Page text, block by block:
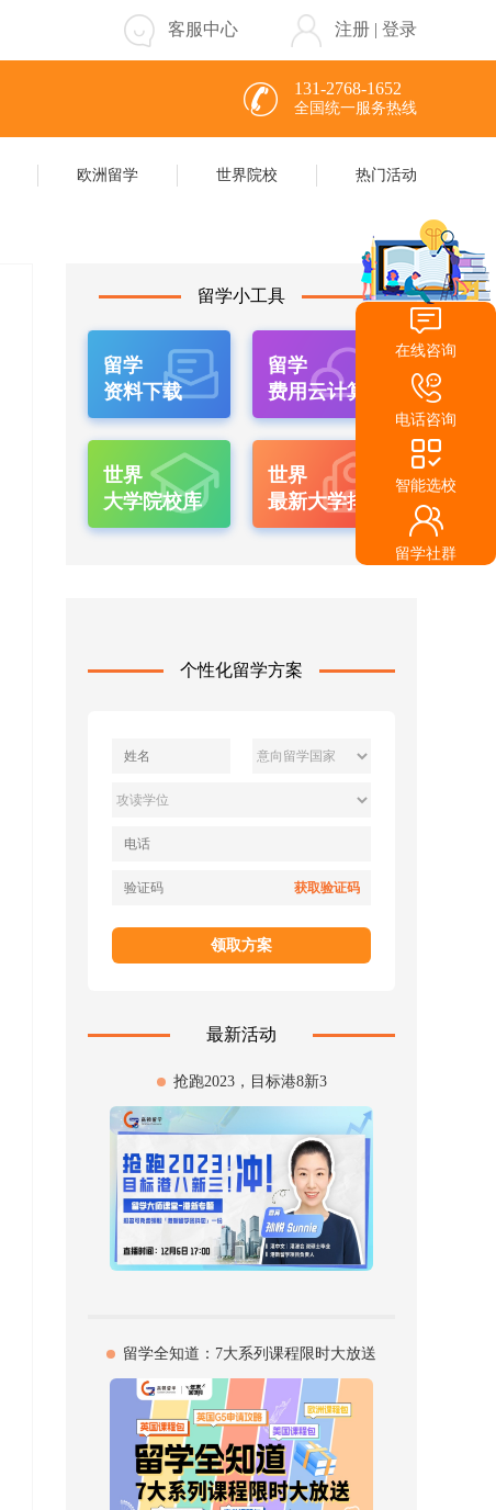
客服中心 注册 | 登录
131-2768-1652
全国统一服务热线
欧洲留学 世界院校 热门活动
留学小工具
留学
资料下载
留学
费用云计算
世界
大学院校库
世界
最新大学排名
个性化留学方案
获取验证码
领取方案
最新活动
抢跑2023，目标港8新3
留学全知道：7大系列课程限时大放送
在线咨询
电话咨询
智能选校
留学社群